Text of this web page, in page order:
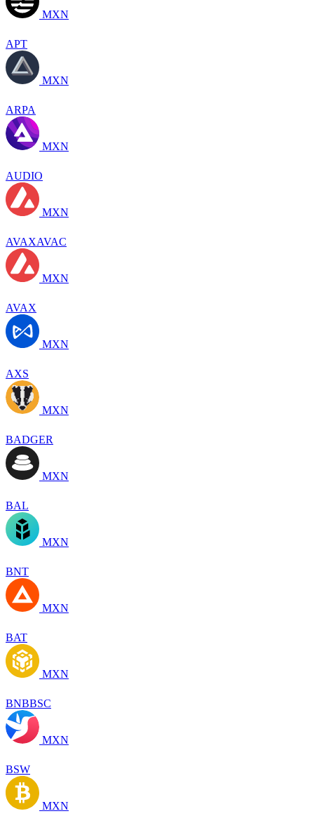
MXN
APT
MXN
ARPA
MXN
AUDIO
MXN
AVAXAVAC
MXN
AVAX
MXN
AXS
MXN
BADGER
MXN
BAL
MXN
BNT
MXN
BAT
MXN
BNBBSC
MXN
BSW
MXN